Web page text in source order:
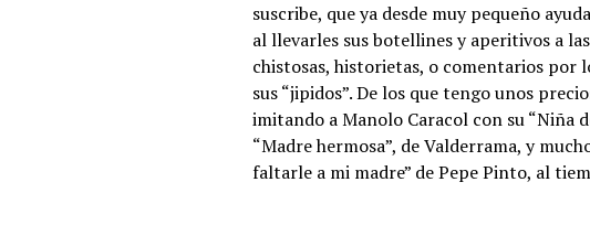
suscribe, que ya desde muy pequeño
al llevarles sus botellines y aperitivos a
chistosas, historietas, o comentarios por
sus “jipidos”. De los que tengo unos
imitando a Manolo Caracol con su “Niña
“Madre hermosa”, de Valderrama, y
faltarle a mi madre” de Pepe Pinto, al